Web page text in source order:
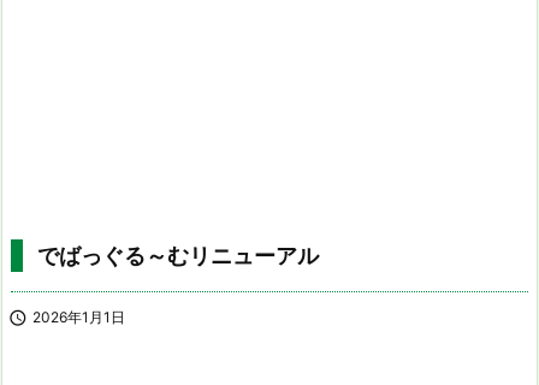
でばっぐる～むリニューアル
 2026年1月1日